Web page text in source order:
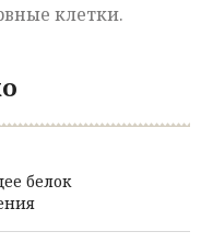
клетки.
белок